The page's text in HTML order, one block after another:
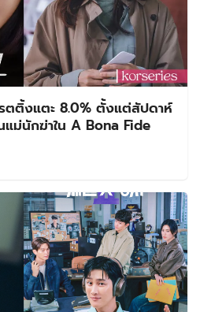
รตติ้งแตะ 8.0% ตั้งแต่สัปดาห์
ม่นักฆ่าใน A Bona Fide